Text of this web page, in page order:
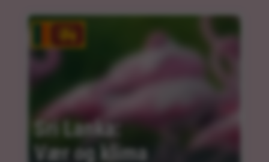
Sri Lanka:
Vær og klima